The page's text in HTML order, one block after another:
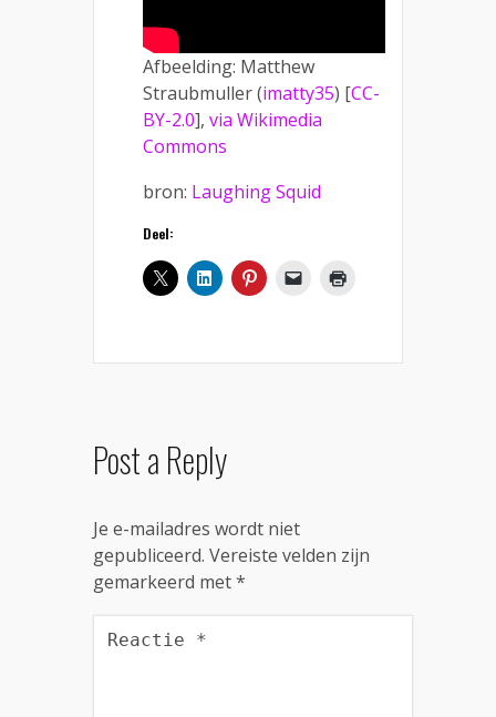
Afbeelding: Matthew
Straubmuller (imatty35) [CC-
BY-2.0], via Wikimedia
Commons
bron: Laughing Squid
Deel:
Post a Reply
Je e-mailadres wordt niet
gepubliceerd. Vereiste velden zijn
gemarkeerd met*